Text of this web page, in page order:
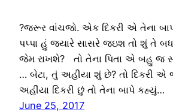
?જરૂર વાંચજો. એક દિકરી એ તેના બાપ
પપ્પા હું જ્યારે સાસરે જઇશ તો શું તે
જેમ રાખશે? તો તેના પિતા એ બહુ જ
… બેટા, તું અહીયા શું છે? તો દિકરી
અહીંયા દિકરી છું તો તેના બાપે કહ્યું…
June 25, 2017